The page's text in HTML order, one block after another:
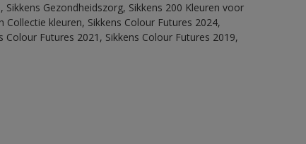
Gezondheidszorg, Sikkens 200 Kleuren voor
Collectie kleuren, Sikkens Colour Futures 2024,
Futures 2021, Sikkens Colour Futures 2019,